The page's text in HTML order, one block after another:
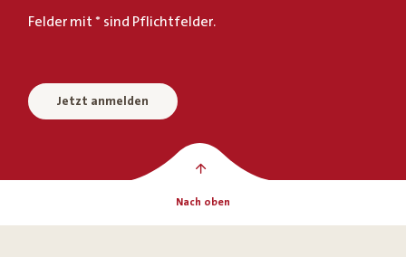
Felder mit * sind Pflichtfelder.
Jetzt anmelden
Nach oben